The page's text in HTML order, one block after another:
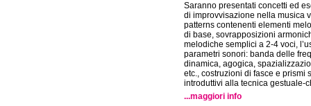
Saranno presentati concetti ed
di improvvisazione nella musica
patterns contenenti elementi
di base, sovrapposizioni
melodiche semplici a 2-4 voci,
parametri sonori: banda delle
dinamica, agogica,
etc., costruzioni di fasce e prismi
introduttivi alla tecnica gestuale-
...maggiori info